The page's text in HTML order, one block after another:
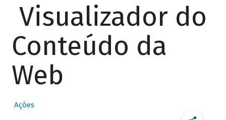
Visualizador do
Conteúdo da
Web
Ações